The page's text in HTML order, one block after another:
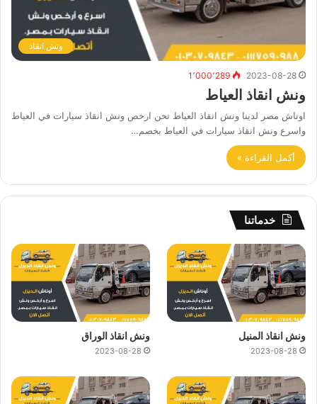
ونش انقاذ
2023-08-28 1٬000٬289
ونش انقاذ العياط
اوناش مصر لدينا ونش انقاذ العياط نحن ارخص ونش انقاذ سيارات في العياط
واسرع ونش انقاذ سيارات في العياط بخصم…
أكمل القراءة »
خدماتنا
ونش انقاذ المنيل
2023-08-28
ونش انقاذ الوراق
2023-08-28